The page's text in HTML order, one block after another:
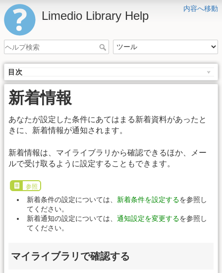
内容へ移動
Limedio Library Help
目次
新着情報
あなたが設定した条件にあてはまる新着資料があったと
きに、新着情報が通知されます。
新着情報は、マイライブラリから確認できるほか、メー
ルで受け取るように設定することもできます。
参照
新着条件の設定については、 新着条件を設定するを参照し
てください。
新着通知の設定については、 通知設定を変更するを参照し
てください。
マイライブラリで確認する